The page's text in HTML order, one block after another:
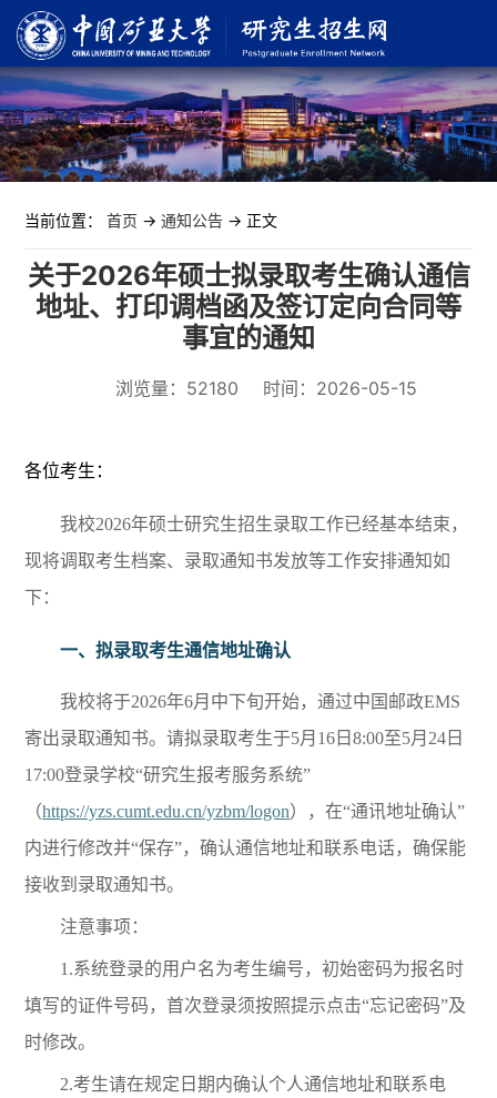
当前位置：首页 ->通知公告 -> 正文
关于2026年硕士拟录取考生确认通信
地址、打印调档函及签订定向合同等
事宜的通知
浏览量： 52180 时间：2026-05-15
各位考生：
我校2026年硕士研究生招生录取工作已经基本结束，
现将调取考生档案、录取通知书发放等工作安排通知如
下：
一、拟录取考生通信地址确认
我校将于2026年6月中下旬开始，通过中国邮政EMS
寄出录取通知书。请拟录取考生于5月16日8:00至5月24日
17:00登录学校“研究生报考服务系统”
（https://yzs.cumt.edu.cn/yzbm/logon），在“通讯地址确认”
内进行修改并“保存”，确认通信地址和联系电话，确保能
接收到录取通知书。
注意事项：
1.系统登录的用户名为考生编号，初始密码为报名时
填写的证件号码，首次登录须按照提示点击“忘记密码”及
时修改。
2.考生请在规定日期内确认个人通信地址和联系电